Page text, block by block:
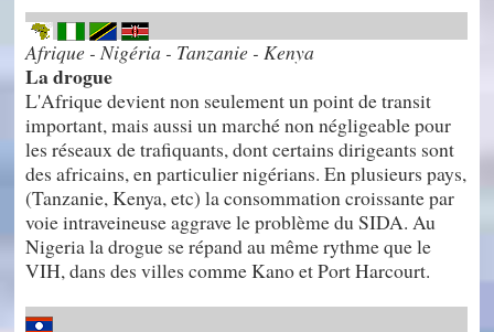
Afrique - Nigéria - Tanzanie - Kenya
La drogue
L'Afrique devient non seulement un point de transit
important, mais aussi un marché non négligeable pour
les réseaux de trafiquants, dont certains dirigeants sont
des africains, en particulier nigérians. En plusieurs pays,
(Tanzanie, Kenya, etc) la consommation croissante par
voie intraveineuse aggrave le problème du SIDA. Au
Nigeria la drogue se répand au même rythme que le
VIH, dans des villes comme Kano et Port Harcourt.